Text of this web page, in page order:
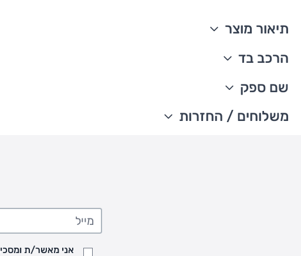
תיאור מוצר
ללא שרוול
דפוס פרחוני
הרכב בד
55% פשתן 45% ויסקו
ניתן לכבס במכונה
שם ספק
The William Carter's company
משלוחים / החזרות
ימי עסקים מעת ביצוע ההזמנה
אני מאשר/ת